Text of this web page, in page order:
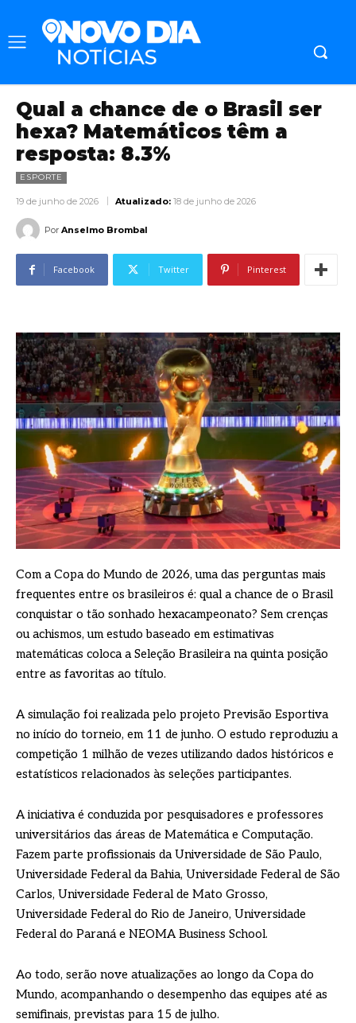
Qual a chance de o Brasil ser
hexa? Matemáticos têm a
resposta: 8.3%
ESPORTE
19 de junho de 2026 Atualizado: 18 de junho de 2026
Por Anselmo Brombal
Facebook Twitter Pinterest
Com a Copa do Mundo de 2026, uma das perguntas mais
frequentes entre os brasileiros é: qual a chance de o Brasil
conquistar o tão sonhado hexacampeonato? Sem crenças
ou achismos, um estudo baseado em estimativas
matemáticas coloca a Seleção Brasileira na quinta posição
entre as favoritas ao título.
A simulação foi realizada pelo projeto Previsão Esportiva
no início do torneio, em 11 de junho. O estudo reproduziu a
competição 1 milhão de vezes utilizando dados históricos e
estatísticos relacionados às seleções participantes.
A iniciativa é conduzida por pesquisadores e professores
universitários das áreas de Matemática e Computação.
Fazem parte profissionais da Universidade de São Paulo,
Universidade Federal da Bahia, Universidade Federal de São
Carlos, Universidade Federal de Mato Grosso,
Universidade Federal do Rio de Janeiro, Universidade
Federal do Paraná e NEOMA Business School.
Ao todo, serão nove atualizações ao longo da Copa do
Mundo, acompanhando o desempenho das equipes até as
semifinais, previstas para 15 de julho.